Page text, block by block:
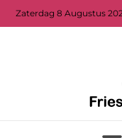
Zaterdag 8 Augustus